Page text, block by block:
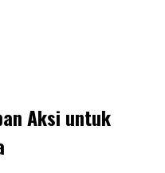
Aksi untuk